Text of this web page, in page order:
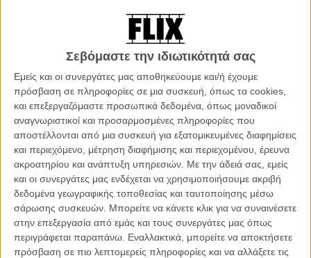
Σεβόμαστε την ιδιωτικότητά σας
Εμείς και οι συνεργάτες μας αποθηκεύουμε και/ή έχουμε
πρόσβαση σε πληροφορίες σε μια συσκευή, όπως τα cookies,
και επεξεργαζόμαστε προσωπικά δεδομένα, όπως μοναδικοί
αναγνωριστικοί και προσαρμοσμένες πληροφορίες που
αποστέλλονται από μια συσκευή για εξατομικευμένες διαφημίσεις
και περιεχόμενο, μέτρηση διαφήμισης και περιεχομένου, έρευνα
ακροατηρίου και ανάπτυξη υπηρεσιών. Με την άδειά σας, εμείς
και οι συνεργάτες μας ενδέχεται να χρησιμοποιήσουμε ακριβή
δεδομένα γεωγραφικής τοποθεσίας και ταυτοποίησης μέσω
σάρωσης συσκευών. Μπορείτε να κάνετε κλικ για να συναινέσετε
στην επεξεργασία από εμάς και τους συνεργάτες μας όπως
περιγράφεται παραπάνω. Εναλλακτικά, μπορείτε να αποκτήσετε
πρόσβαση σε πιο λεπτομερείς πληροφορίες και να αλλάξετε τις
Πριν από 22 χρόνια ήταν μητέρα και κόρη. Οι Σίρλεϊ ΜακΛέιν και
Μέριλ Στριπ συμπρωταγωνιστούσαν το 1990 στο «Postcards From
the Edge» (Φλερτάροντας με τη Ζωή) του Μάικ Νίκολς. Φέτος θα
συναντηθούν ξανά, σε μία συγκινητική στιγμή για την ΜακΛέιν –
στην σκηνή του AFI όπου θα παραλαμβάνει το τιμητικό βραβείο
που δίνει κάθε χρόνο από το 1973 το κινηματογραφικό ινστιτούτο.
Η ίδια η Μέριλ Στριπ είχε παραλάβει το δικό της το 2004.
Αλλοι αποδέκτες του AFI award στο παρελθόν υπήρξαν
κινηματογραφικοί θρύλοι όπως οι Μπίλι Γουάιλντερ, Μπέτι Ντέιβις,
Ορσον Γουέλς, Τζον Φορντ, Τζέιμς Κάγκνεϊ, Μάρτιν Σκορσέζε,
Μέριλ Στριπ, Ρόμπερτ ΝτεΝίρο, Αλ Πατσίνο.
Σ' αυτή την λαμπερή λίστα θα περιληφθεί και το όνομα της Σίρλεϊ
ΜακΛέιν, ίσως αρκετά καθυστερημένα, και με την αίσθηση ότι της το
χρωστάνε.